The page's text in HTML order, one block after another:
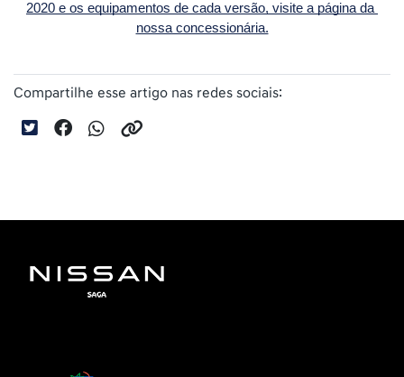
2020 e os equipamentos de cada versão, visite a página da
nossa concessionária.
Compartilhe esse artigo nas redes sociais: